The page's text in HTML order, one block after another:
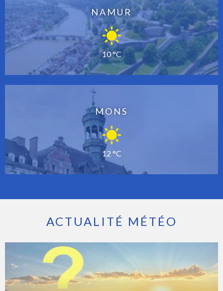
NAMUR
10 °C
MONS
12 °C
ACTUALITÉ MÉTÉO